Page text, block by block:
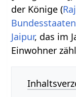
der Könige (
Bundesstaaten
Jaipur, das im
Einwohner